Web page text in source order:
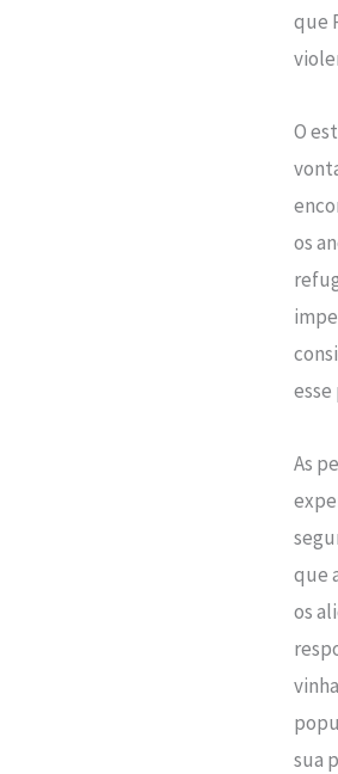
que
O
os
As
que
os
sua